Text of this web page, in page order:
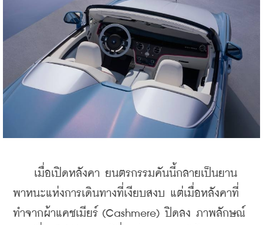
เมื่อเปิดหลังคา ยนตรกรรมคันนี้กลายเป็นยาน
พาหนะแห่งการเดินทางที่เงียบสงบ แต่เมื่อหลังคาที่
ทำจากผ้าแคชเมียร์ (Cashmere) ปิดลง ภาพลักษณ์